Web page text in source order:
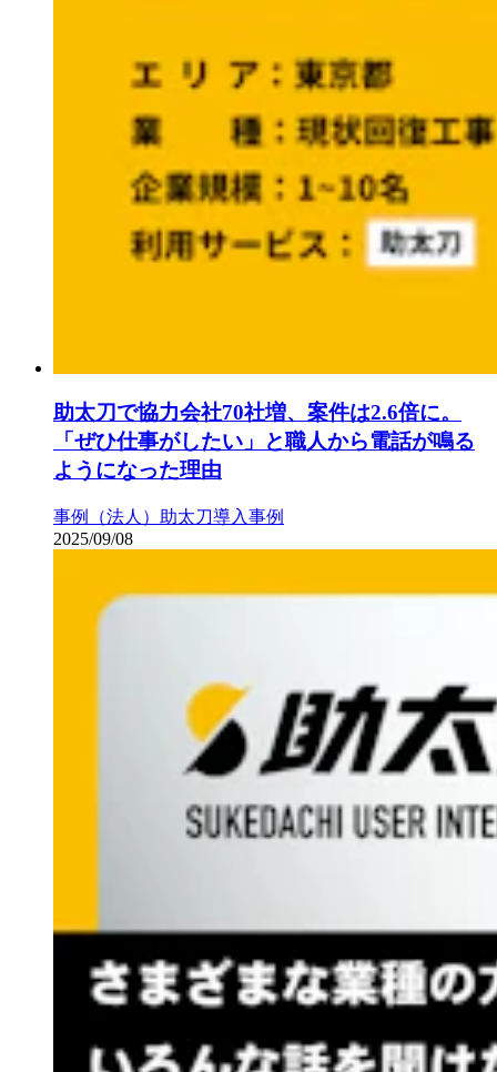
助太刀で協力会社70社増、案件は2.6倍に。
「ぜひ仕事がしたい」と職人から電話が鳴る
ようになった理由
事例（法人）
助太刀導入事例
2025/09/08